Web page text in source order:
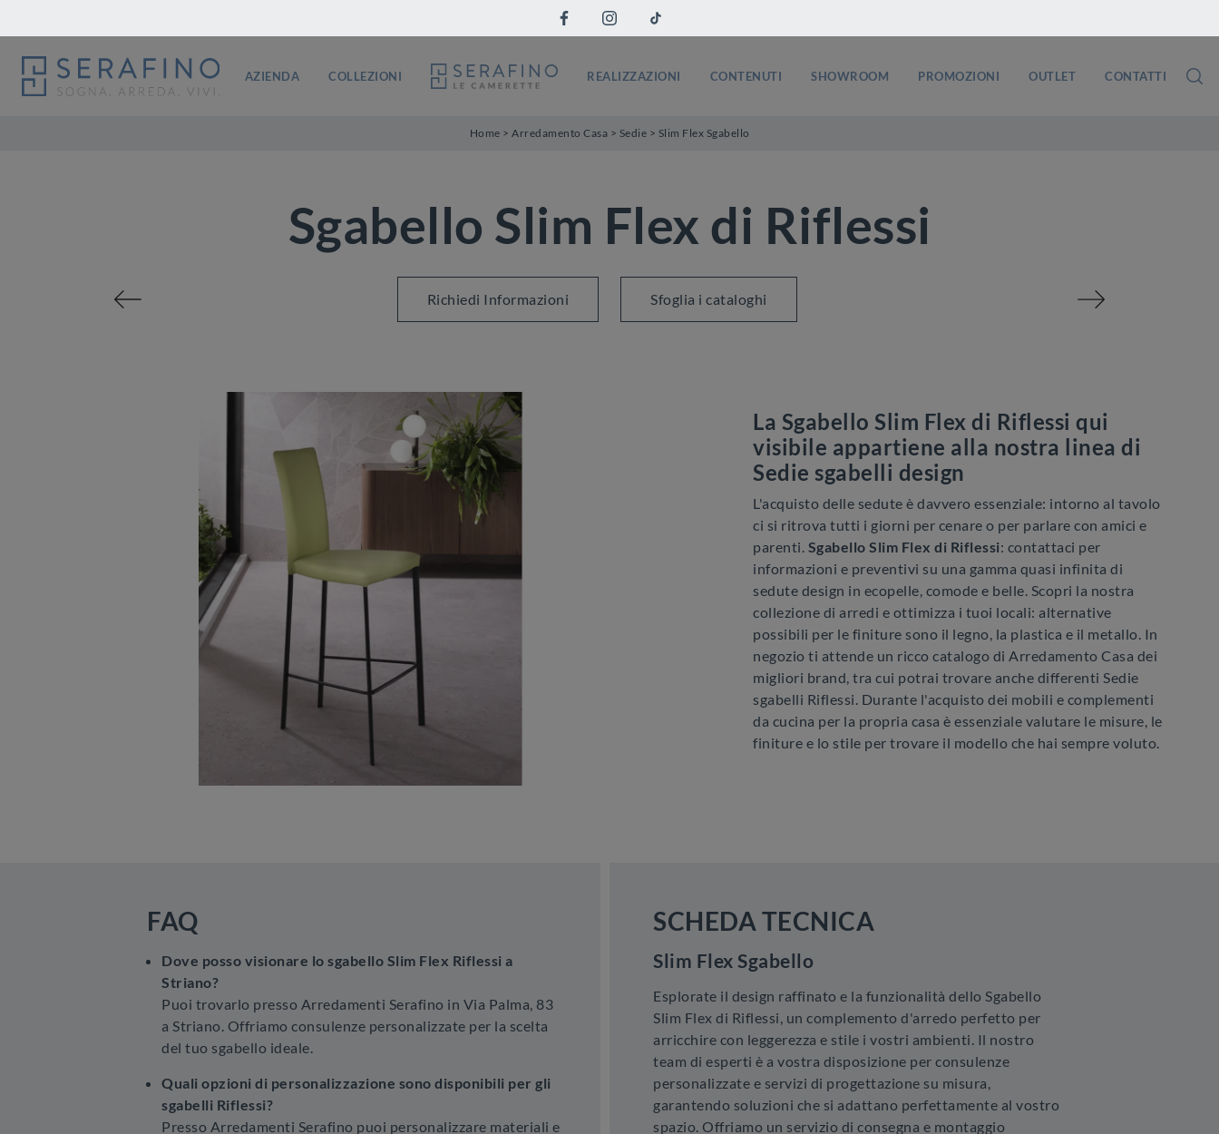
AZIENDA COLLEZIONI REALIZZAZIONI CONTENUTI SHOWROOM PROMOZIONI OUTLET CONTATTI
Home > Arredamento Casa > Sedie > Slim Flex Sgabello
Sgabello Slim Flex di Riflessi
Richiedi Informazioni Sfoglia i cataloghi
La Sgabello Slim Flex di Riflessi qui
visibile appartiene alla nostra linea di
Sedie sgabelli design
L'acquisto delle sedute è davvero essenziale: intorno al tavolo
ci si ritrova tutti i giorni per cenare o per parlare con amici e
parenti. Sgabello Slim Flex di Riflessi: contattaci per
informazioni e preventivi su una gamma quasi infinita di
sedute design in ecopelle, comode e belle. Scopri la nostra
collezione di arredi e ottimizza i tuoi locali: alternative
possibili per le finiture sono il legno, la plastica e il metallo. In
negozio ti attende un ricco catalogo di Arredamento Casa dei
migliori brand, tra cui potrai trovare anche differenti Sedie
sgabelli Riflessi. Durante l'acquisto dei mobili e complementi
da cucina per la propria casa è essenziale valutare le misure, le
finiture e lo stile per trovare il modello che hai sempre voluto.
FAQ
Dove posso visionare lo sgabello Slim Flex Riflessi a
Striano?
Puoi trovarlo presso Arredamenti Serafino in Via Palma, 83
a Striano. Offriamo consulenze personalizzate per la scelta
del tuo sgabello ideale.
Quali opzioni di personalizzazione sono disponibili per gli
sgabelli Riflessi?
Presso Arredamenti Serafino puoi personalizzare materiali e
SCHEDA TECNICA
Slim Flex Sgabello
Esplorate il design raffinato e la funzionalità dello Sgabello
Slim Flex di Riflessi, un complemento d'arredo perfetto per
arricchire con leggerezza e stile i vostri ambienti. Il nostro
team di esperti è a vostra disposizione per consulenze
personalizzate e servizi di progettazione su misura,
garantendo soluzioni che si adattano perfettamente al vostro
spazio. Offriamo un servizio di consegna e montaggio